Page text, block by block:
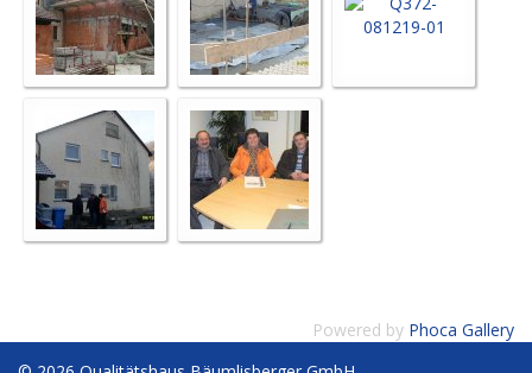
Powered by Phoca Gallery